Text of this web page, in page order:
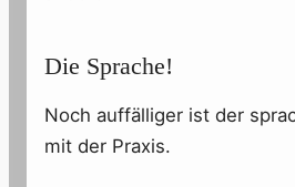
Die Sprache!
Noch auffälliger ist der
mit der Praxis.